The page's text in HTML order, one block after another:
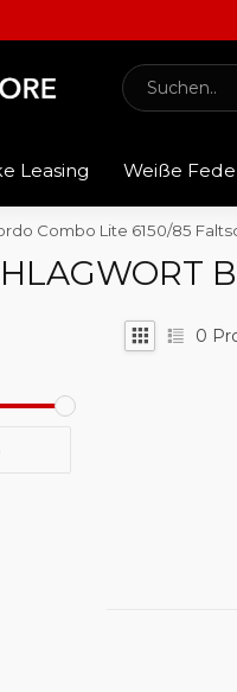
Leasing Weiße
Combo Lite 6150/85
0